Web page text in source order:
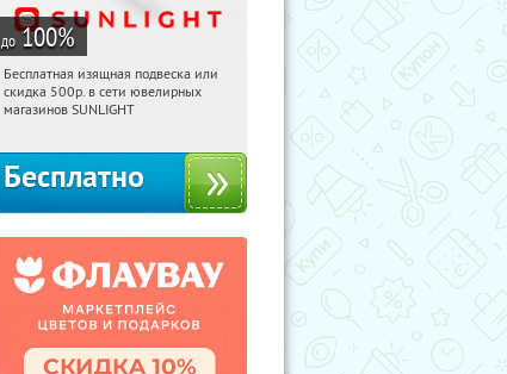
до 100%
00:17:13 Получили:
Россия
Бесплатная изящная подвеска или
скидка 500р. в сети ювелирных
магазинов SUNLIGHT
Бесплатно